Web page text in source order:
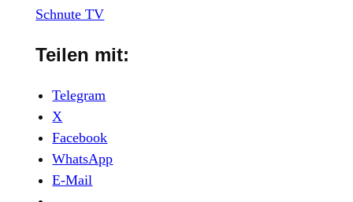
Schnute TV
Teilen mit:
Telegram
X
Facebook
WhatsApp
E-Mail